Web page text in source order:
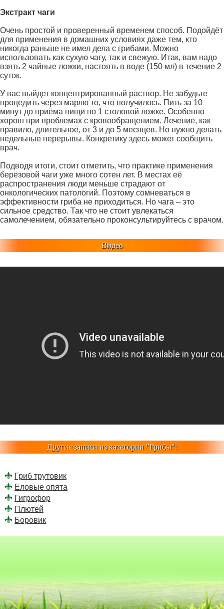
Экстракт чаги
Очень простой и проверенный временем способ. Подойдёт
для применения в домашних условиях даже тем, кто
никогда раньше не имел дела с грибами. Можно
использовать как сухую чагу, так и свежую. Итак, вам надо
взять 2 чайные ложки, настоять в воде (150 мл) в течение 2
суток.
У вас выйдет концентрированный раствор. Не забудьте
процедить через марлю то, что получилось. Пить за 10
минут до приёма пищи по 1 столовой ложке. Особенно
хорош при проблемах с кровообращением. Лечение, как
правило, длительное, от 3 и до 5 месяцев. Но нужно делать
недельные перерывы. Конкретику здесь может сообщить
врач.
Подводя итоги, стоит отметить, что практике применения
берёзовой чаги уже много сотен лет. В местах её
распространения люди меньше страдают от
онкологических патологий. Поэтому сомневаться в
эффективности гриба не приходиться. Но чага – это
сильное средство. Так что не стоит увлекаться
самолечением, обязательно проконсультируйтесь с врачом.
Видео
Другие записи из категории "Грибы":
Гриб трутовик
Еловые опята
Гигрофор
Плютей
Боровик